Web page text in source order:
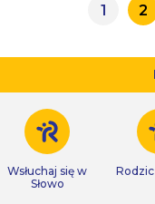
1 2
Wsłuchaj się w
Słowo